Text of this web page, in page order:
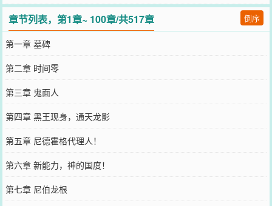
章节列表，第1章~ 100章/共517章 倒序
第一章 墓碑
第二章 时间零
第三章 鬼面人
第四章 黑王现身，通天龙影
第五章 尼德霍格代理人！
第六章 新能力，神的国度！
第七章 尼伯龙根